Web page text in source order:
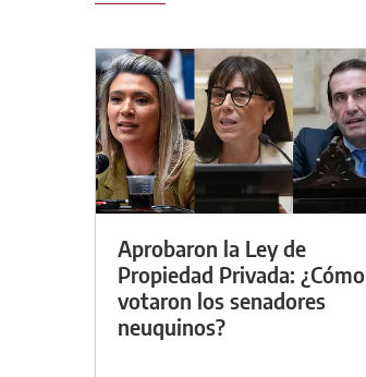
Aprobaron la Ley de
Propiedad Privada: ¿Cómo
votaron los senadores
neuquinos?